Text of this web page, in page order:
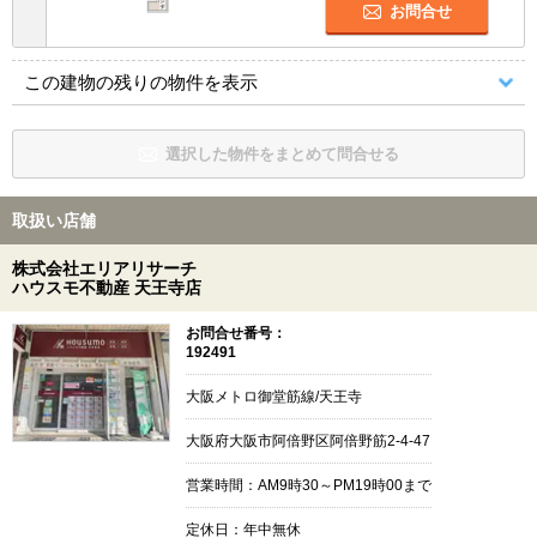
お問合せ
この建物の残りの物件を表示
選択した物件をまとめて問合せる
取扱い店舗
株式会社エリアリサーチ
ハウスモ不動産 天王寺店
お問合せ番号：
192491
大阪メトロ御堂筋線/天王寺
大阪府大阪市阿倍野区阿倍野筋2-4-47
営業時間：AM9時30～PM19時00まで
定休日：年中無休